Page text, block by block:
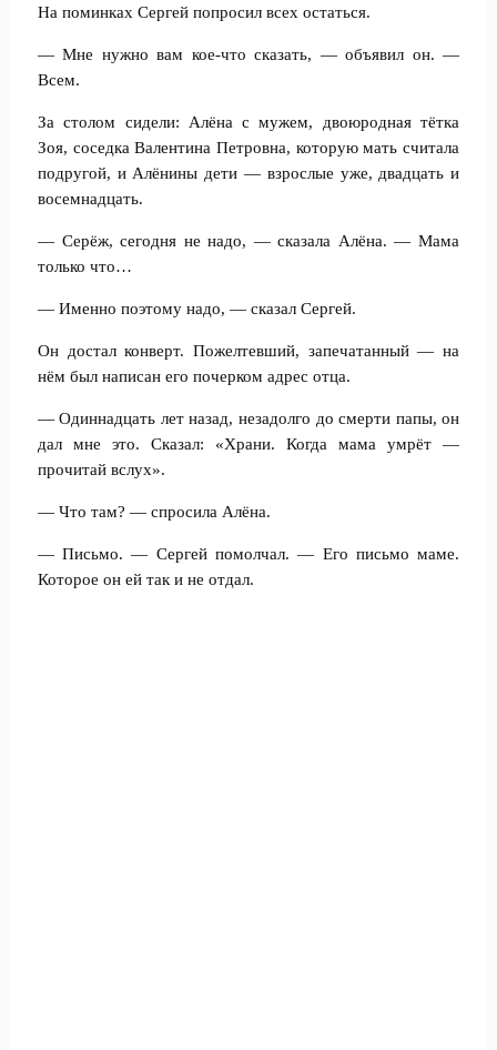
На поминках Сергей попросил всех остаться.
— Мне нужно вам кое-что сказать, — объявил он. —
Всем.
За столом сидели: Алёна с мужем, двоюродная тётка
Зоя, соседка Валентина Петровна, которую мать считала
подругой, и Алёнины дети — взрослые уже, двадцать и
восемнадцать.
— Серёж, сегодня не надо, — сказала Алёна. — Мама
только что…
— Именно поэтому надо, — сказал Сергей.
Он достал конверт. Пожелтевший, запечатанный — на
нём был написан его почерком адрес отца.
— Одиннадцать лет назад, незадолго до смерти папы, он
дал мне это. Сказал: «Храни. Когда мама умрёт —
прочитай вслух».
— Что там? — спросила Алёна.
— Письмо. — Сергей помолчал. — Его письмо маме.
Которое он ей так и не отдал.